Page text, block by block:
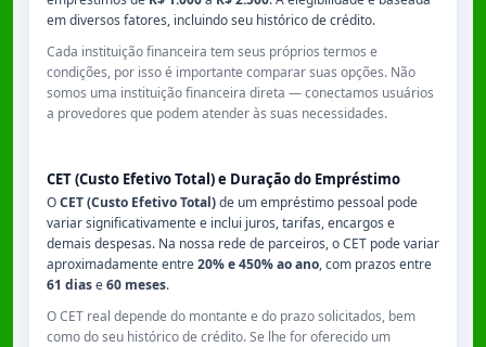
em diversos fatores, incluindo seu histórico de crédito.
Cada instituição financeira tem seus próprios termos e
condições, por isso é importante comparar suas opções. Não
somos uma instituição financeira direta — conectamos usuários
a provedores que podem atender às suas necessidades.
CET (Custo Efetivo Total) e Duração do Empréstimo
OCET (Custo Efetivo Total)de um empréstimo pessoal pode
variar significativamente e inclui juros, tarifas, encargos e
demais despesas. Na nossa rede de parceiros, o CET pode variar
aproximadamente entre20% e 450% ao ano, com prazos entre
61 diase60 meses.
O CET real depende do montante e do prazo solicitados, bem
como do seu histórico de crédito. Se lhe for oferecido um